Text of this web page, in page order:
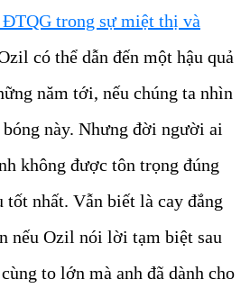
trong sự miệt thị và
có thể dẫn đến một hậu quả
năm tới, nếu chúng ta nhìn
này. Nhưng đời người ai
không được tôn trọng đúng
nhất. Vẫn biết là cay đắng
nếu Ozil nói lời tạm biệt sau
to lớn mà anh đã dành cho